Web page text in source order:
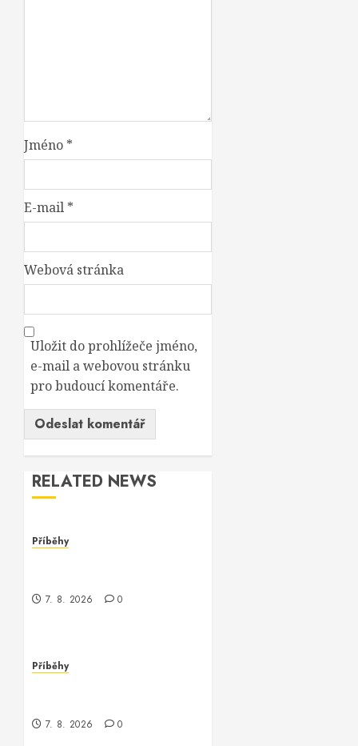
Jméno *
E-mail *
Webová stránka
Uložit do prohlížeče jméno,
e-mail a webovou stránku
pro budoucí komentáře.
RELATED NEWS
Příběhy
7. 8. 2026 0
Příběhy
7. 8. 2026 0